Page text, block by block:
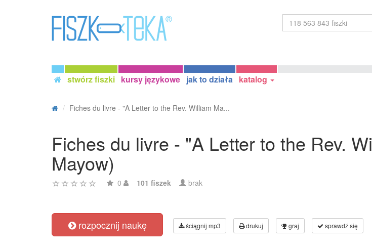
stwórz fiszki kursy językowe jak to działa katalog
Fiches du livre - "A Letter to the Rev. William Ma...
Fiches du livre - "A Letter to the Rev.
Mayow)
0 101 fiszek brak
rozpocznij naukę ściągnij mp3 drukuj graj sprawdź się